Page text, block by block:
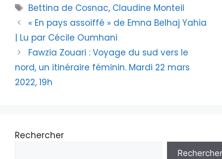
Bettina de Cosnac, Claudine Monteil
« En pays assoiffé » de Emna Belhaj Yahia
| Lu par Cécile Oumhani
Fawzia Zouari : Voyage du sud vers le
nord, un itinéraire féminin. Mardi 22 mars
2022, 19h
Rechercher
Rechercher